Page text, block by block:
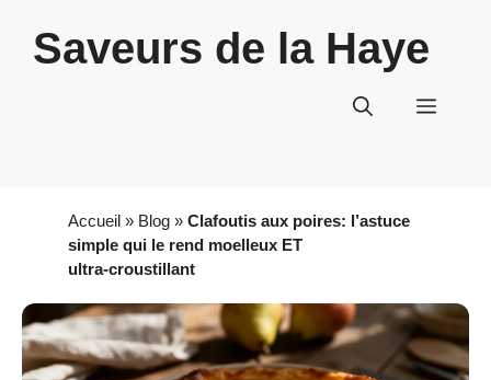
contenuSaveurs de la Haye
Menu
Accueil » Blog »Clafoutis aux poires: l’astuce
simple qui le rend moelleux ET
ultra‑croustillant